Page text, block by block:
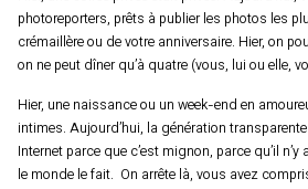
photoreporters, prêts à publier les photos les
crémaillère ou de votre anniversaire. Hier, on
on ne peut dîner qu’à quatre (vous, lui ou elle,
Hier, une naissance ou un week-end en
intimes. Aujourd’hui, la génération
Internet parce que c’est mignon, parce qu’il
le monde le fait. On arrête là, vous avez